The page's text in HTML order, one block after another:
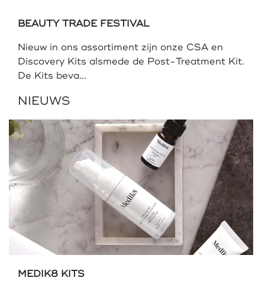
BEAUTY TRADE FESTIVAL
Nieuw in ons assortiment zijn onze CSA en
Discovery Kits alsmede de Post-Treatment Kit.
De Kits beva...
NIEUWS
MEDIK8 KITS